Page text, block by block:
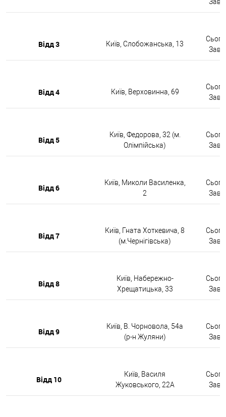
Відд 3 Київ, Слобожанська, 13
Відд 4 Київ, Верховинна, 69
Відд 5
Київ, Федорова, 32 (м.
Олімпійська)
Відд 6
Київ, Миколи Василенка,
2
Відд 7
Київ, Гната Хоткевича, 8
(м.Чернігівська)
Відд 8
Київ, Набережно-
Хрещатицька, 33
Відд 9
Київ, В. Чорновола, 54а
(р-н Жуляни)
Відд 10
Київ, Василя
Жуковського, 22А